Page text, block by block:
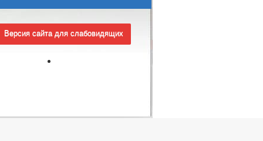
Версия сайта для слабовидящих